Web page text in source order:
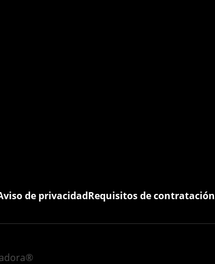
de privacidadRequisitos de contratación